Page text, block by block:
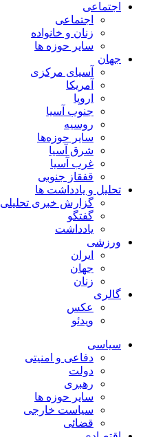
اجتماعی
اجتماعی
زنان و خانواده
سایر حوزه ها
جهان
آسیای مرکزی
آمریکا
اروپا
جنوب آسیا
روسیه
سایر حوزه‌ها
شرق آسیا
غرب آسیا
قفقاز جنوبی
تحلیل و یادداشت ها
گزارش خبری تحلیلی
گفتگو
یادداشت
ورزشی
ایران
جهان
زنان
گالری
عکس
ویدئو
سیاسی
دفاعی و امنیتی
دولت
رهبری
سایر حوزه ها
سیاست خارجی
قضائی